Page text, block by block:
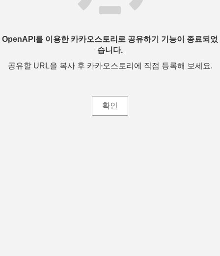
OpenAPI를 이용한 카카오스토리로 공유하기 기능이 종료되었
습니다.
공유할 URL을 복사 후 카카오스토리에 직접 등록해 보세요.
확인